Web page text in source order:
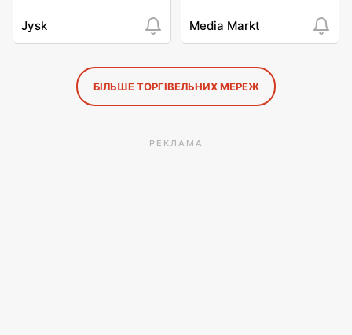
Jysk Media Markt
БІЛЬШЕ ТОРГІВЕЛЬНИХ МЕРЕЖ
РЕКЛАМА